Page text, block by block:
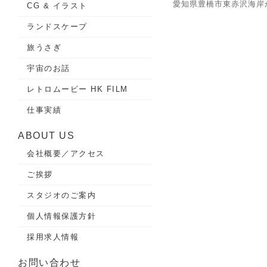
CG & イラスト
ランドスケープ
旅うさぎ
宇宙のお話
レトロムービー HK FILM
仕事実績
ABOUT US
会社概要／アクセス
ご挨拶
スタジオのご案内
個人情報保護方針
採用求人情報
お問い合わせ
愛知県豊橋市東赤沢海岸